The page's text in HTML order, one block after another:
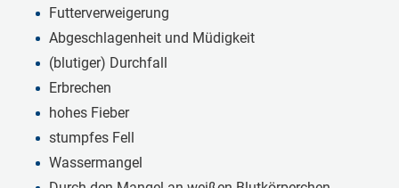
Futterverweigerung
Abgeschlagenheit und Müdigkeit
(blutiger) Durchfall
Erbrechen
hohes Fieber
stumpfes Fell
Wassermangel